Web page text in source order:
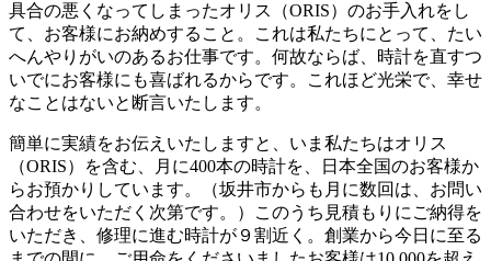
具合の悪くなってしまったオリス（ORIS）のお手入れをし
て、お客様にお納めすること。これは私たちにとって、たい
へんやりがいのあるお仕事です。何故ならば、時計を直すつ
いでにお客様にも喜ばれるからです。これほど光栄で、幸せ
なことはないと断言いたします。
簡単に実績をお伝えいたしますと、いま私たちはオリス
（ORIS）を含む、月に400本の時計を、日本全国のお客様か
らお預かりしています。（坂井市からも月に数回は、お問い
合わせをいただく次第です。）このうち見積もりにご納得を
いただき、修理に進む時計が９割近く。創業から今日に至る